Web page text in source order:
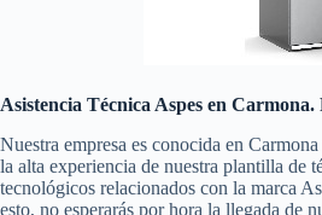
Asistencia Técnica Aspes en
Nuestra empresa es conocida en
la alta experiencia de nuestra plantilla de
tecnológicos relacionados con la marca
esto, no esperarás por hora la llegada de